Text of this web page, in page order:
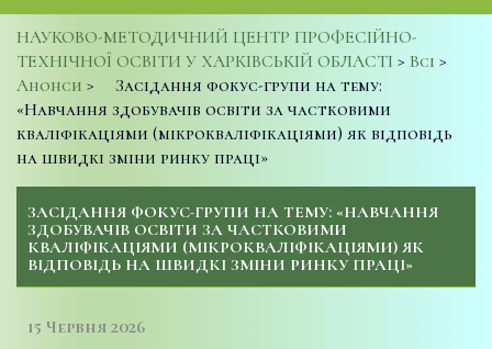
НАУКОВО-МЕТОДИЧНИЙ ЦЕНТР ПРОФЕСІЙНО-
ТЕХНІЧНОЇ ОСВІТИ У ХАРКІВСЬКІЙ ОБЛАСТІ > Всі >
Анонси >
Засідання фокус-групи на тему:
«Навчання здобувачів освіти за частковими
кваліфікаціями (мікрокваліфікаціями) як відповідь
на швидкі зміни ринку праці»
ЗАСІДАННЯ ФОКУС-ГРУПИ НА ТЕМУ: «НАВЧАННЯ
ЗДОБУВАЧІВ ОСВІТИ ЗА ЧАСТКОВИМИ
КВАЛІФІКАЦІЯМИ (МІКРОКВАЛІФІКАЦІЯМИ) ЯК
ВІДПОВІДЬ НА ШВИДКІ ЗМІНИ РИНКУ ПРАЦІ»
15 Червня 2026